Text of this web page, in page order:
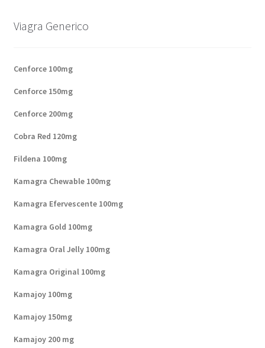
Viagra Generico
Cenforce 100mg
Cenforce 150mg
Cenforce 200mg
Cobra Red 120mg
Fildena 100mg
Kamagra Chewable 100mg
Kamagra Efervescente 100mg
Kamagra Gold 100mg
Kamagra Oral Jelly 100mg
Kamagra Original 100mg
Kamajoy 100mg
Kamajoy 150mg
Kamajoy 200 mg